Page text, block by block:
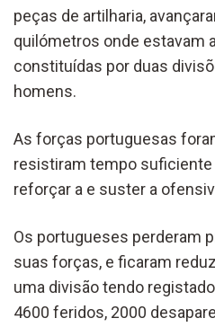
peças de artilharia,
quilómetros onde estavam
constituídas por duas
homens.
As forças portuguesas
resistiram tempo suficiente
reforçar a e suster a
Os portugueses perderam
suas forças, e ficaram
uma divisão tendo
4600 feridos, 2000